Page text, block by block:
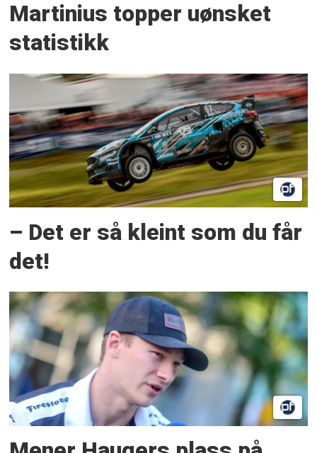
Martinius topper uønsket
statistikk
– Det er så kleint som du får
det!